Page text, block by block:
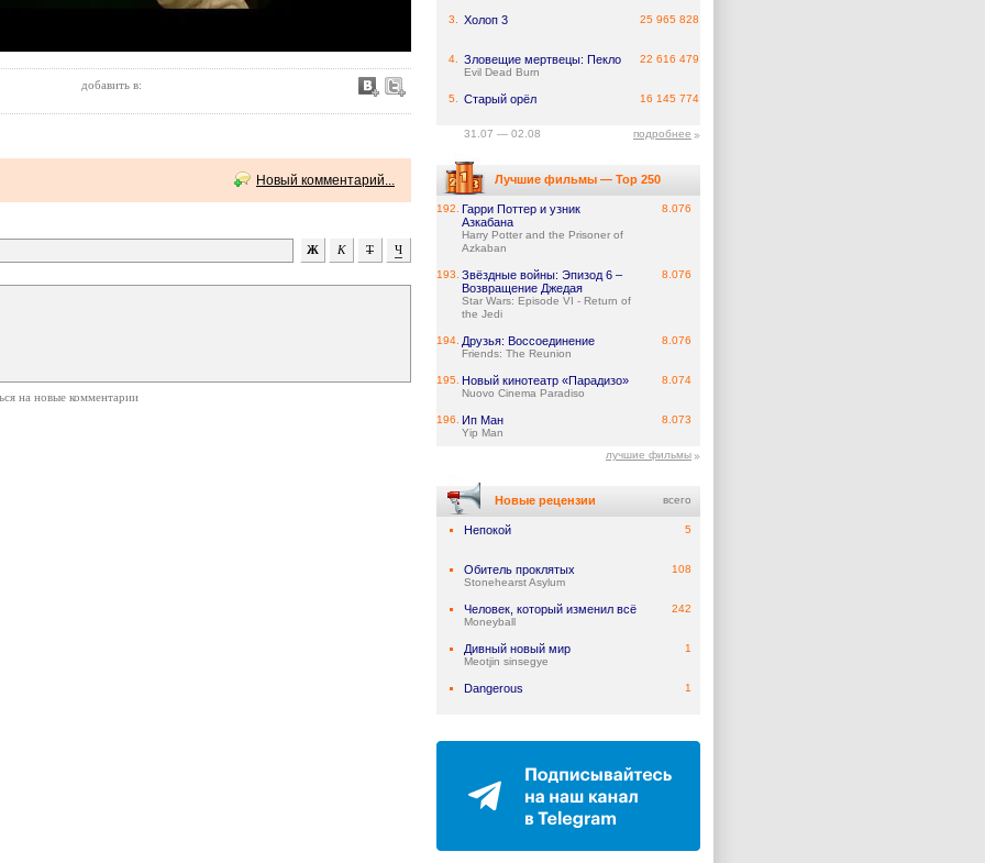
добавить в:
Новый комментарий...
на новые комментарии
3. Холоп 3 25 965 828
4. Зловещие мертвецы: Пекло
Evil Dead Burn
22 616 479
5. Старый орёл 16 145 774
31.07 — 02.08 подробнее
Лучшие фильмы — Top 250
192.
Гарри Поттер и узник
Азкабана
Harry Potter and the Prisoner of
Azkaban
8.076
193. Звёздные войны: Эпизод 6 –
Возвращение Джедая
Star Wars: Episode VI - Return of
the Jedi
8.076
194. Друзья: Воссоединение
Friends: The Reunion
8.076
195. Новый кинотеатр «Парадизо»
Nuovo Cinema Paradiso
8.074
196. Ип Ман
Yip Man
8.073
лучшие фильмы
Новые рецензии всего
Непокой 5
Обитель проклятых
Stonehearst Asylum
108
Человек, который изменил всё
Moneyball
242
Дивный новый мир
Meotjin sinsegye
1
Dangerous 1